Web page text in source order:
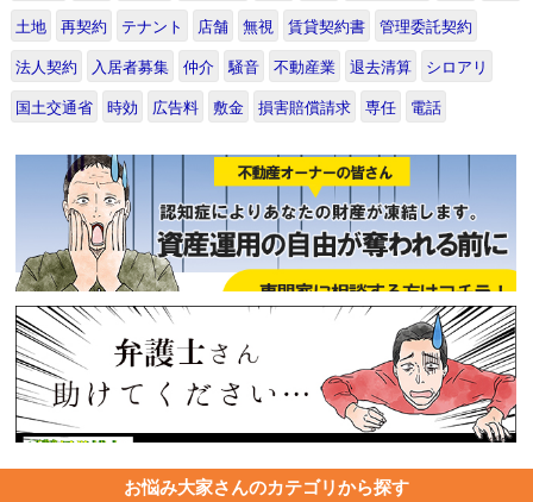
土地 再契約 テナント 店舗 無視 賃貸契約書 管理委託契約
法人契約 入居者募集 仲介 騒音 不動産業 退去清算 シロアリ
国土交通省 時効 広告料 敷金 損害賠償請求 専任 電話
お悩み大家さんのカテゴリから探す